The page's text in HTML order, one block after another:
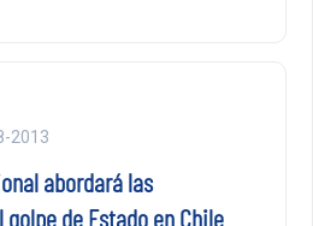
2013
abordará las
de Estado en Chile